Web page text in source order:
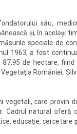
său,
şi, în acelaşi
speciale de
1963, a fost
de hectare, fiind
României,
vegetali, care provin
Cadrul natural oferă
educaţie, cercetare